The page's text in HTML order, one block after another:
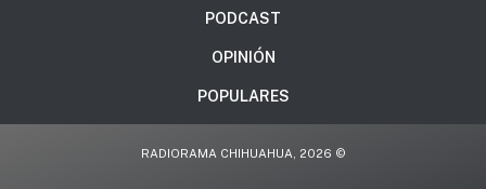
LOCALES
ESTATALES
NOTICIAS
PODCAST